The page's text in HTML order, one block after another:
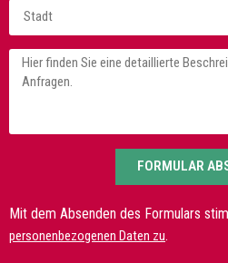
FORMULAR
Mit dem Absenden des Formulars
personenbezogenen Daten zu.